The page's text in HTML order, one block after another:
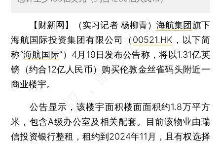
【财新网】（实习记者 杨柳青）海航集团旗下
海航国际投资集团有限公司（ 00521.HK ，以下简
称“海航国际”）4月19日发布公告称，将以1.31亿英
镑（约合12亿人民币）购买伦敦金丝雀码头附近一
商业楼宇。
公告显示，该楼宇面积楼面面积约1.8万平方
米，包含A级办公室及相关配套。目前该物业由瑞
信投资银行整租，租约到2024年11月，且有权选择